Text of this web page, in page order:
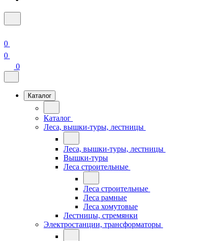
0
0
0
Каталог
Каталог
Леса, вышки-туры, лестницы
Леса, вышки-туры, лестницы
Вышки-туры
Леса строительные
Леса строительные
Леса рамные
Леса хомутовые
Лестницы, стремянки
Электростанции, трансформаторы